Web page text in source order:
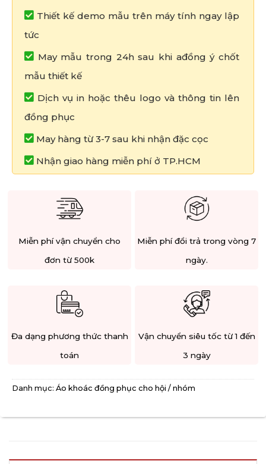
Thiết kế demo mẫu trên máy tính ngay lập
tức
May mẫu trong 24h sau khi ađồng ý chốt
mẫu thiết kế
Dịch vụ in hoặc thêu logo và thông tin lên
đồng phục
May hàng từ 3-7 sau khi nhận đặc cọc
Nhận giao hàng miễn phí ở TP.HCM
Miễn phí vận chuyển cho
đơn từ 500k
Miễn phí đổi trả trong vòng 7
ngày.
Đa dạng phương thức thanh
toán
Vận chuyển siêu tốc từ 1 đến
3 ngày
Danh mục: Áo khoác đồng phục cho hội / nhóm